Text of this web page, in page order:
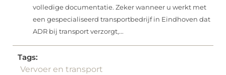
volledige documentatie. Zeker wanneer u werkt met
een gespecialiseerd transportbedrijf in Eindhoven dat
ADR bij transport verzorgt,...
Tags:
Vervoer en transport